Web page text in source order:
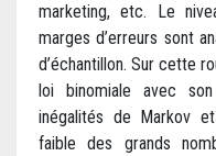
marketing, etc. Le
marges d’erreurs sont
d’échantillon. Sur cette
loi binomiale avec
inégalités de Markov
faible des grands